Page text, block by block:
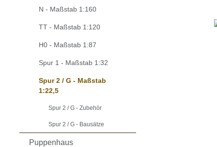
N - Maßstab 1:160
TT - Maßstab 1:120
H0 - Maßstab 1:87
Spur 1 - Maßstab 1:32
Spur 2 / G - Maßstab
1:22,5
Spur 2 / G - Zubehör
Spur 2 / G - Bausätze
Puppenhaus